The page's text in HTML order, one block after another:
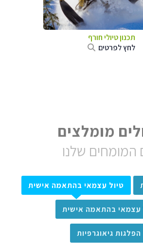
תכנון טיולי חורף
לחץ לפרטים
מומלצים
המומחים שלנו
טיול עצמאי בהתאמה אישית
עצמאי בהתאמה אישית
הפלגות גיאוגרפיות